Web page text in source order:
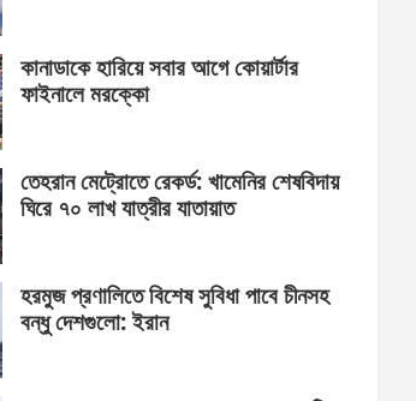
কানাডাকে হারিয়ে সবার আগে কোয়ার্টার
ফাইনালে মরক্কো
তেহরান মেট্রোতে রেকর্ড: খামেনির শেষবিদায়
ঘিরে ৭০ লাখ যাত্রীর যাতায়াত
হরমুজ প্রণালিতে বিশেষ সুবিধা পাবে চীনসহ
বন্ধু দেশগুলো: ইরান